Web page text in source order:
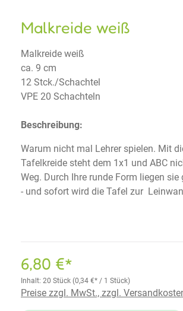
Malkreide weiß
Malkreide weiß
ca. 9 cm
12 Stck./Schachtel
VPE 20 Schachteln
Beschreibung:
Warum nicht mal Lehrer spielen. Mit
Tafelkreide steht dem 1x1 und ABC
Weg. Durch Ihre runde Form liegen sie
- und sofort wird die Tafel zur
6,80 €*
Inhalt: 20 Stück (0,34 €* / 1 Stück)
Preise zzgl. MwSt., zzgl.